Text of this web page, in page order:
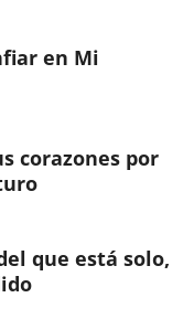
en Mi
corazones por
que está solo,